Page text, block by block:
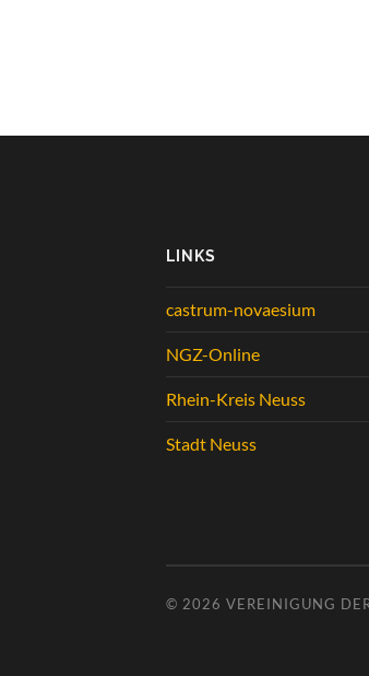
LINKS
castrum-novaesium
NGZ-Online
Rhein-Kreis Neuss
Stadt Neuss
© 2026 VEREINIGUNG